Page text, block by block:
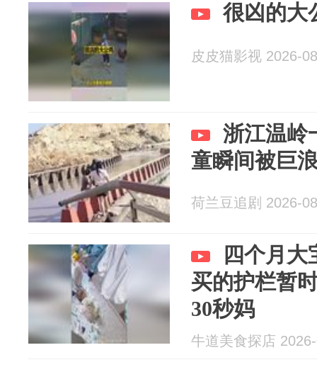
很凶的大
皮皮猫影视 2026-
浙江温岭
童瞬间被巨
荷兰豆追剧 2026-
四个月
买的护栏暂
30秒妈
牛道美食探店